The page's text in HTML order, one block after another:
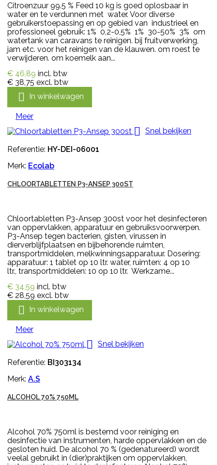
Citroenzuur 99.5 % Feed 10 kg is goed oplosbaar in
water en te verdunnen met water. Voor diverse
gebruikerstoepassing en op gebied van industrieel en
professioneel gebruik: 1% 0,2-0,5% 1% 30-50% 3% om
watertank van caravans te reinigen. bij fruitverwerking,
jam etc. voor het reinigen van de klauwen. om roest te
verwijderen. om koemelk aan...
€ 46,89 incl. btw
€ 38,75 excl. btw
 In winkelwagen
Meer
 Snel bekijken
Referentie: HY-DEI-06001
Merk: Ecolab
CHLOORTABLETTEN P3-ANSEP 300ST
Chloortabletten P3-Ansep 300st voor het desinfecteren
van oppervlakken, apparatuur en gebruiksvoorwerpen.
P3-Ansep tegen bacterien, gisten, virussen in
dierverblijfplaatsen en bijbehorende ruimten,
transportmiddelen, melkwinningsapparatuur. Dosering:
apparatuur: 1 tablet op 10 ltr. water, ruimten: 4 op 10
ltr., transportmiddelen: 10 op 10 ltr. Werkzame...
€ 34,59 incl. btw
€ 28,59 excl. btw
 In winkelwagen
Meer
 Snel bekijken
Referentie: BI303134
Merk: A.S
ALCOHOL 70% 750ML
Alcohol 70% 750ml is bestemd voor reiniging en
desinfectie van instrumenten, harde oppervlakken en de
gesloten huid. De alcohol 70 % (gedenatureerd) wordt
veelal gebruikt in (dier)praktijken om oppervlakken,